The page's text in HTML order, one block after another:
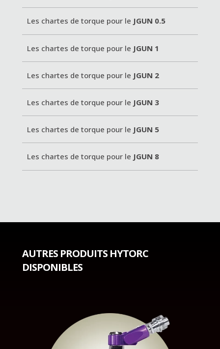
Les chartes de torque pour le JGUN 0.5
Les chartes de torque pour le JGUN 1
Les chartes de torque pour le JGUN 2
Les chartes de torque pour le JGUN 3
Les chartes de torque pour le JGUN 5
Les chartes de torque pour le JGUN 8
AUTRES PRODUITS HYTORC
DISPONIBLES